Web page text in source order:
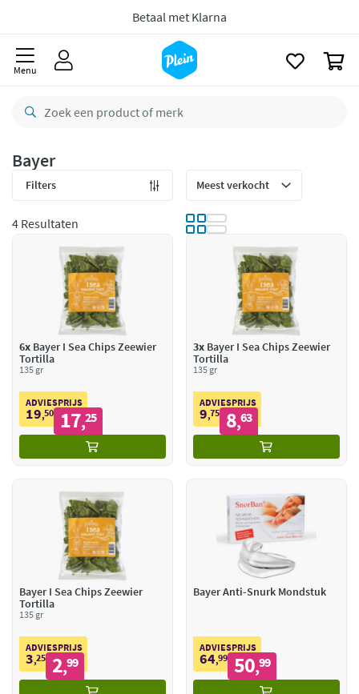
CO2 neutraal
Menu
Bayer
Filters
4 Resultaten
6x Bayer I Sea Chips Zeewier
Tortilla
135 gr
ADVIESPRIJS
19,50 17,25
3xBayer I Sea Chips Zeewier
Tortilla
135 gr
ADVIESPRIJS
9,75 8,63
Bayer I Sea Chips Zeewier
Tortilla
135 gr
ADVIESPRIJS
3,25 2,99
Bayer Anti-Snurk Mondstuk
ADVIESPRIJS
64,99 50,99